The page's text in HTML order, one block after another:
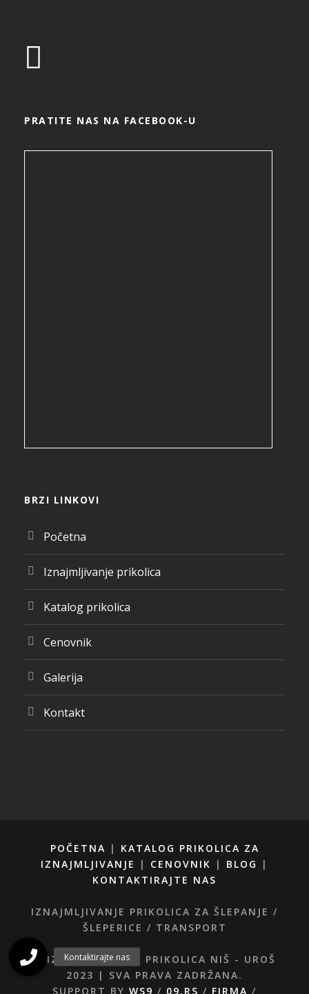
PRATITE NAS NA FACEBOOK-U
BRZI LINKOVI
Početna
Iznajmljivanje prikolica
Katalog prikolica
Cenovnik
Galerija
Kontakt
POČETNA | KATALOG PRIKOLICA ZA
IZNAJMLJIVANJE
| CENOVNIK | BLOG
|
KONTAKTIRAJTE NAS
IZNAJMLJIVANJE PRIKOLICA ZA ŠLEPANJE /
ŠLEPERICE / TRANSPORT
© IZNAJMLJIVANJE PRIKOLICA NIŠ - UROŠ
2023 | SVA PRAVA ZADRŽANA.
SUPPORT BY WS9 / 09.RS / FIRMA /